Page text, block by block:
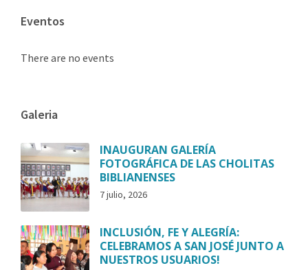
Eventos
There are no events
Galeria
INAUGURAN GALERÍA
FOTOGRÁFICA DE LAS CHOLITAS
BIBLIANENSES
7 julio, 2026
INCLUSIÓN, FE Y ALEGRÍA:
CELEBRAMOS A SAN JOSÉ JUNTO A
NUESTROS USUARIOS!